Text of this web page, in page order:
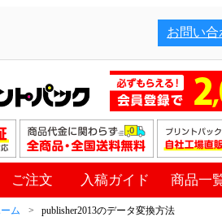
お問い合
ご注文 入稿ガイド 商品一
ム publisher2013のデータ変換方法